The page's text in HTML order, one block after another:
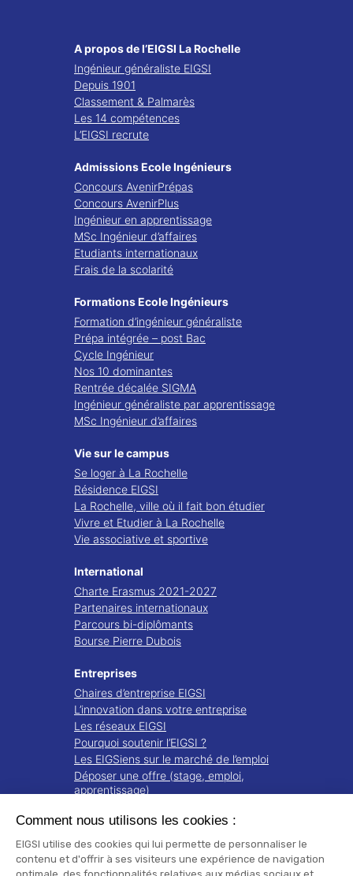
A propos de l’EIGSI La Rochelle
Ingénieur généraliste EIGSI
Depuis 1901
Classement & Palmarès
Les 14 compétences
L’EIGSI recrute
Admissions Ecole Ingénieurs
Concours AvenirPrépas
Concours AvenirPlus
Ingénieur en apprentissage
MSc Ingénieur d’affaires
Etudiants internationaux
Frais de la scolarité
Formations Ecole Ingénieurs
Formation d’ingénieur généraliste
Prépa intégrée – post Bac
Cycle Ingénieur
Nos 10 dominantes
Rentrée décalée SIGMA
Ingénieur généraliste par apprentissage
MSc Ingénieur d’affaires
Vie sur le campus
Se loger à La Rochelle
Résidence EIGSI
La Rochelle, ville où il fait bon étudier
Vivre et Etudier à La Rochelle
Vie associative et sportive
International
Charte Erasmus 2021-2027
Partenaires internationaux
Parcours bi-diplômants
Bourse Pierre Dubois
Entreprises
Chaires d’entreprise EIGSI
L’innovation dans votre entreprise
Les réseaux EIGSI
Pourquoi soutenir l’EIGSI ?
Les EIGSiens sur le marché de l’emploi
Déposer une offre (stage, emploi,
apprentissage)
Recherche
Projets de recherche
Notre écosystème
Comment nous utilisons les cookies :
EIGSI utilise des cookies qui lui permette de personnaliser le
contenu et d'offrir à ses visiteurs une expérience de navigation
optimale, des fonctionnalités relatives aux médias sociaux et